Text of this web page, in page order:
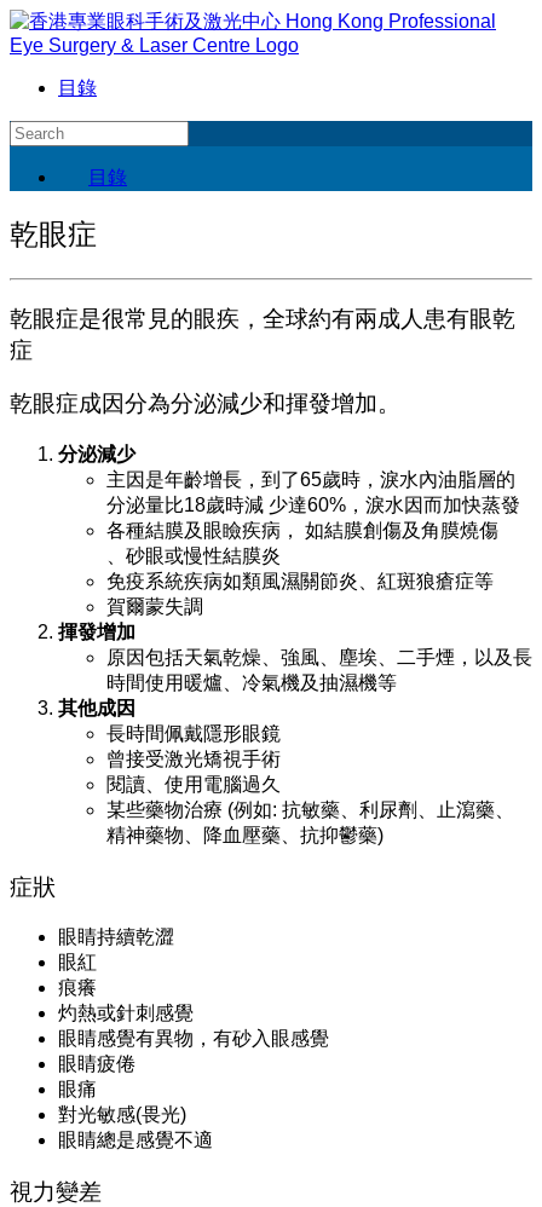
目錄
目錄
乾眼症
乾眼症是很常見的眼疾，全球約有兩成人患有眼乾
症
乾眼症成因分為分泌減少和揮發增加。
分泌減少
主因是年齡增長，到了65歲時，淚水內油脂層的
分泌量比18歲時減‭ ‬少達60%，淚水因而加快蒸發
各種結膜及眼瞼疾病，‭ ‬如結膜創傷及角膜燒傷
、砂眼或慢性結膜炎
免疫系統疾病如類風濕關節炎、紅斑狼瘡症等
賀爾蒙失調
揮發增加
原因包括天氣乾燥、強風、塵埃、二手煙，以及長
時間使用暖爐、冷氣機及抽濕機等
其他成因
長時間佩戴隱形眼鏡
‬曾接受激光矯視手術
‬閱讀、使用電腦過久
‬某些藥物治療‭ (‬例如‭: ‬抗敏藥、利尿劑、止瀉藥、
精神藥物、降血壓藥、抗抑鬱藥‭)‬
症狀
眼睛持續乾澀
眼紅
痕癢
灼熱或針刺感覺
眼睛感覺有異物，有砂入眼感覺
眼睛疲倦
眼痛
對光敏感(畏光)
眼睛總是感覺不適
視力變差